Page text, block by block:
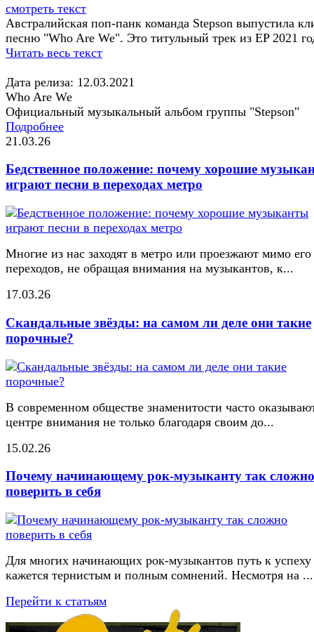
смотреть текст
Австралийская поп-панк команда Stepson выпустила
песню "Who Are We". Это титульный трек из EP 2021
Читать весь текст
Дата релиза: 12.03.2021
Who Are We
Официальный музыкальный альбом группы "Stepson"
Подробнее
21.03.26
Бедственное положение: почему хорошие
играют песни в переходах метро
Многие из нас заходят в метро или проезжают мимо его
переходов, не обращая внимания на музыкантов, к...
17.03.26
Скандальные звёзды: на самом ли деле они такие
порочные?
В современном обществе знаменитости часто
центре внимания не только благодаря своим до...
15.02.26
Почему начинающему рок-музыканту так сложно
поверить в себя
Для многих начинающих рок-музыкантов путь к успеху
кажется тернистым и полным сомнений. Несмотря на ...
Перейти к статьям